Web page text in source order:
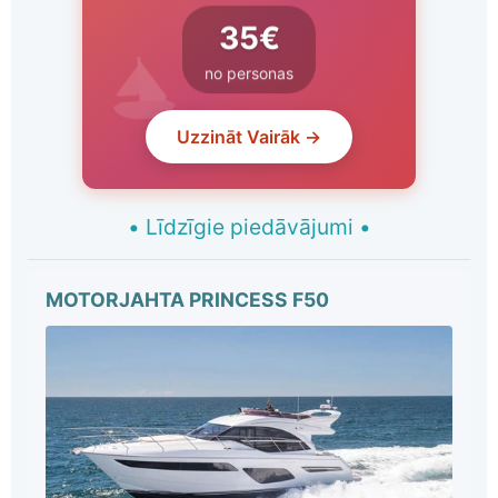
35€
no personas
Uzzināt Vairāk →
• Līdzīgie piedāvājumi •
MOTORJAHTA PRINCESS F50